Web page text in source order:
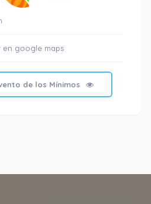
en google maps
de los Mínimos